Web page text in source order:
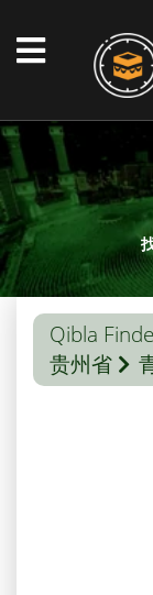
Qibla
贵州省